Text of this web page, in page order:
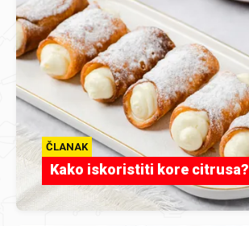
ČLANAK
Kako iskoristiti kore citrusa?